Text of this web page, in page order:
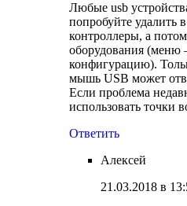
Любые usb
попробуйте удалить
контроллеры, а
оборудования
конфигурацию).
мышь USB может
Если проблема
использовать точки
Ответить
Алексей
21.03.2018 в